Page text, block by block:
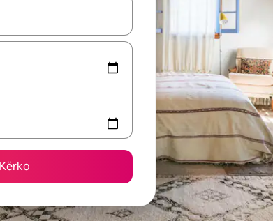
lëviz me butonat e shigjetave lart e poshtë
Kërko